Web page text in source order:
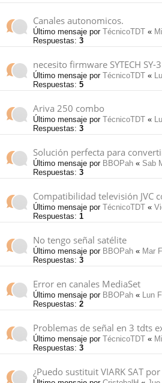
Canales autonomicos.
Último mensaje por TécnicoTDT «
Respuestas: 3
necesito firmware SYTECH SY-
Último mensaje por TécnicoTDT «
Respuestas: 5
Ariva 250 combo
Último mensaje por TécnicoTDT «
Respuestas: 3
Solución perfecta para
Último mensaje por BBOPah « Sab
Respuestas: 3
Compatibilidad televisión JVC
Último mensaje por TécnicoTDT «
Respuestas: 1
No tengo señal satélite
Último mensaje por BBOPah « Mar
Respuestas: 3
Error en canales MediaSet
Último mensaje por BBOPah « Lun
Respuestas: 2
Problemas de señal en 3 tdts
Último mensaje por TécnicoTDT «
Respuestas: 3
¿Puedo sustituit VIARK SAT por